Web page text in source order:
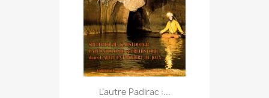
L’autre Padirac :...